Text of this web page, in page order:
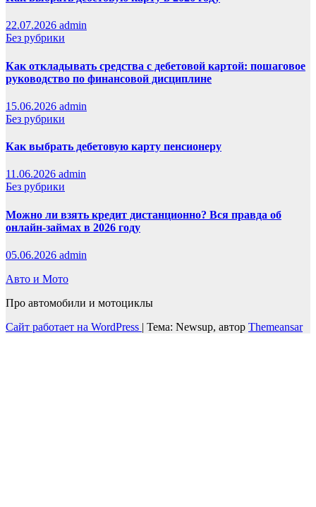
22.07.2026 admin
Без рубрики
Как откладывать средства с дебетовой картой: пошаговое
руководство по финансовой дисциплине
15.06.2026 admin
Без рубрики
Как выбрать дебетовую карту пенсионеру
11.06.2026 admin
Без рубрики
Можно ли взять кредит дистанционно? Вся правда об
онлайн-займах в 2026 году
05.06.2026 admin
Авто и Мото
Про автомобили и мотоциклы
Сайт работает на WordPress | Тема: Newsup, автор Themeansar